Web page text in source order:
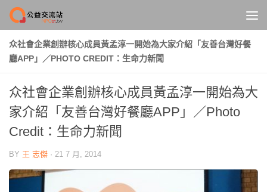
Skip to content
众社會企業創辦核心成員黃孟淳一開始為大家介紹「友善台灣好餐
廳APP」／PHOTO CREDIT：生命力新聞
众社會企業創辦核心成員黃孟淳一開始為大
家介紹「友善台灣好餐廳APP」／Photo
Credit：生命力新聞
BY 王 志傑 · 21 7 月, 2014